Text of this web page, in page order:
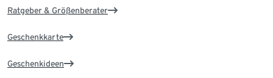
Ratgeber & Größenberater
Geschenkkarte
Geschenkideen